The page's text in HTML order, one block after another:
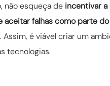
não esqueça de incentivar a
aceitar falhas como parte
. Assim, é viável criar um
tecnologias.